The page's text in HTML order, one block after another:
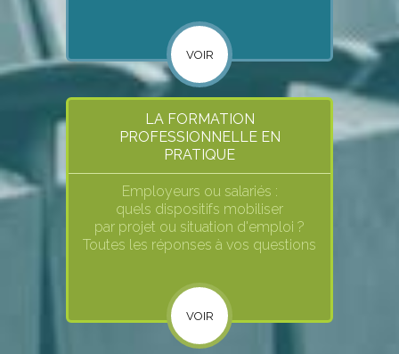
VOIR
LA FORMATION
PROFESSIONNELLE EN
PRATIQUE
Employeurs ou salariés :
quels dispositifs mobiliser
par projet ou situation d'emploi ?
Toutes les réponses à vos questions
VOIR